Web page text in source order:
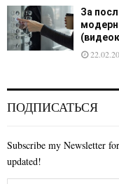
За
ПОДПИСАТЬСЯ
Subscribe my Newsletter
updated!